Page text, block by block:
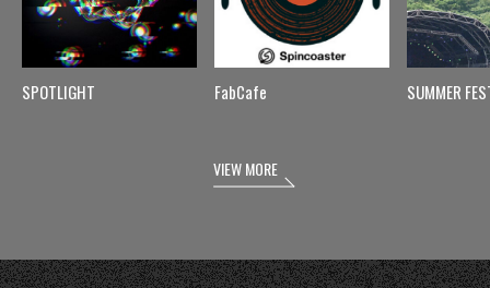
SPOTLIGHT FabCafe SUMMER
VIEW MORE